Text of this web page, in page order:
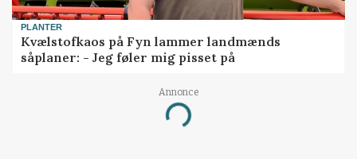
PLANTER
Kvælstofkaos på Fyn lammer landmænds
såplaner: - Jeg føler mig pisset på
Annonce
Loading...